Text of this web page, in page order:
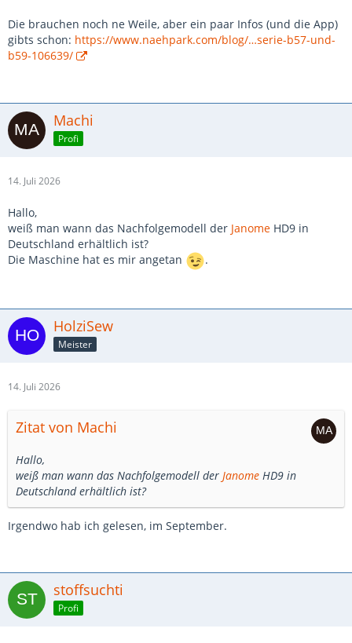
Die brauchen noch ne Weile, aber ein paar Infos (und die App)
gibts schon: https://www.naehpark.com/blog/…serie-b57-und-
b59-106639/
Machi
Profi
14. Juli 2026
Hallo,
weiß man wann das Nachfolgemodell der Janome HD9 in
Deutschland erhältlich ist?
Die Maschine hat es mir angetan
.
HolziSew
Meister
14. Juli 2026
Zitat von Machi
Hallo,
weiß man wann das Nachfolgemodell der Janome HD9 in
Deutschland erhältlich ist?
Irgendwo hab ich gelesen, im September.
stoffsuchti
Profi